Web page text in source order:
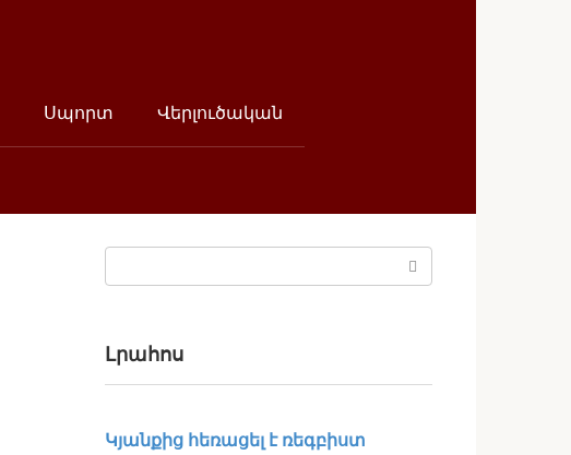
Սպորտ Վերլուծական
Լրահոս
Կյանքից հեռացել է ռեգբիստ